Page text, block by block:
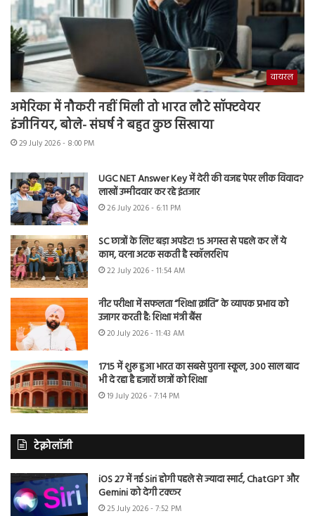
वायरल
अमेरिका में नौकरी नहीं मिली तो भारत लौटे सॉफ्टवेयर
इंजीनियर, बोले- संघर्ष ने बहुत कुछ सिखाया
29 July 2026 - 8:00 PM
UGC NET Answer Key में देरी की वजह पेपर लीक विवाद?
लाखों उम्मीदवार कर रहे इंतजार
26 July 2026 - 6:11 PM
SC छात्रों के लिए बड़ा अपडेट! 15 अगस्त से पहले कर लें ये
काम, वरना अटक सकती है स्कॉलरशिप
22 July 2026 - 11:54 AM
नीट परीक्षा में सफलता “शिक्षा क्रांति” के व्यापक प्रभाव को
उजागर करती है: शिक्षा मंत्री बैंस
20 July 2026 - 11:43 AM
1715 में शुरू हुआ भारत का सबसे पुराना स्कूल, 300 साल बाद
भी दे रहा है हजारों छात्रों को शिक्षा
19 July 2026 - 7:14 PM
टेक्नोलॉजी
iOS 27 में नई Siri होगी पहले से ज्यादा स्मार्ट, ChatGPT और
Gemini को देगी टक्कर
25 July 2026 - 7:52 PM